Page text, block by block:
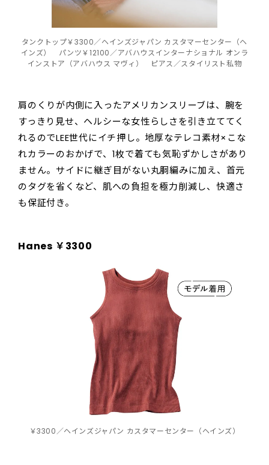
タンクトップ￥3300／ヘインズジャパン カスタマーセンター（ヘ
インズ） パンツ￥12100／アバハウスインターナショナル オンラ
インストア（アバハウス マヴィ） ピアス／スタイリスト私物
肩のくりが内側に入ったアメリカンスリーブは、腕を
すっきり見せ、ヘルシーな女性らしさを引き立ててく
れるのでLEE世代にイチ押し。地厚なテレコ素材×こな
れカラーのおかげで、1枚で着ても気恥ずかしさがあり
ません。サイドに継ぎ目がない丸胴編みに加え、首元
のタグを省くなど、肌への負担を極力削減し、快適さ
も保証付き。
Hanes ￥3300
￥3300／ヘインズジャパン カスタマーセンター（ヘインズ）